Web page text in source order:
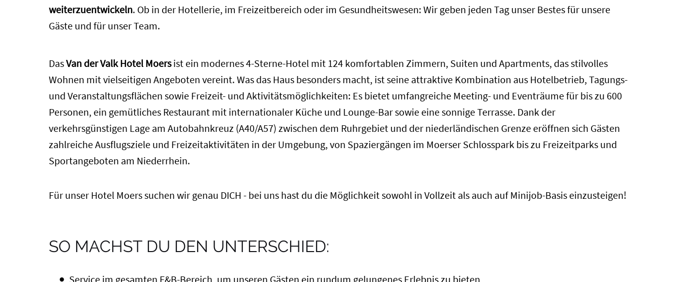
weiterzuentwickeln. Ob in der Hotellerie, im Freizeitbereich oder im Gesundheitswesen: Wir geben jeden Tag unser Bestes für unsere
Gäste und für unser Team.
DasVan der Valk Hotel Moersist ein modernes 4-Sterne-Hotel mit 124 komfortablen Zimmern, Suiten und Apartments, das stilvolles
Wohnen mit vielseitigen Angeboten vereint. Was das Haus besonders macht, ist seine attraktive Kombination aus Hotelbetrieb, Tagungs-
und Veranstaltungsflächen sowie Freizeit- und Aktivitätsmöglichkeiten: Es bietet umfangreiche Meeting- und Eventräume für bis zu 600
Personen, ein gemütliches Restaurant mit internationaler Küche und Lounge-Bar sowie eine sonnige Terrasse. Dank der
verkehrsgünstigen Lage am Autobahnkreuz (A40/A57) zwischen dem Ruhrgebiet und der niederländischen Grenze eröffnen sich Gästen
zahlreiche Ausflugsziele und Freizeitaktivitäten in der Umgebung, von Spaziergängen im Moerser Schlosspark bis zu Freizeitparks und
Sportangeboten am Niederrhein.
Für unser Hotel Moers suchen wir genau DICH - bei uns hast du die Möglichkeit sowohl in Vollzeit als auch auf Minijob-Basis einzusteigen!
SO MACHST DU DEN UNTERSCHIED:
Service im gesamten F&B-Bereich, um unseren Gästen ein rundum gelungenes Erlebnis zu bieten